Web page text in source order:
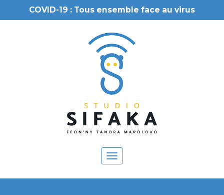
COVID-19 : Tous ensemble face au virus
Toggle
navigation